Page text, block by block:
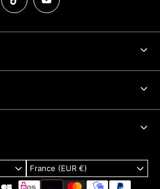
France (EUR €)